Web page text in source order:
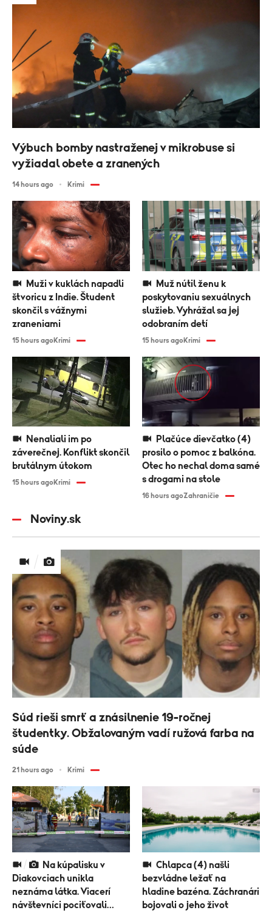
Výbuch bomby nastraženej v mikrobuse si
vyžiadal obete a zranených
14 hours ago Krimi
štvoricu z Indie. Študent
skončil s vážnymi
zraneniami
15 hours agoKrimi
poskytovaniu sexuálnych
služieb. Vyhrážal sa jej
odobraním detí
15 hours agoKrimi
záverečnej. Konflikt skončil
brutálnym útokom
15 hours agoKrimi
prosilo o pomoc z balkóna.
Otec ho nechal doma samé
s drogami na stole
16 hours agoZahraničie
Noviny.sk
Diakovciach unikla
neznáma látka. Viacerí
návštevníci pociťovali
bezvládne ležať na
hladine bazéna. Záchranári
bojovali o jeho život
Súd rieši smrť a znásilnenie 19-ročnej
študentky. Obžalovaným vadí ružová farba na
súde
21 hours ago Krimi